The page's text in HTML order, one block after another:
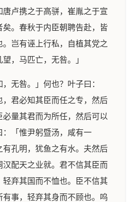
卢携之于高骈，崔胤之于宣
。春秋于内臣朝聘告赴，皆
岂有诬上行私，自植其党之
，马匹亡，无咎。」
无咎。」何也？叶子曰：
，君必知其臣而任之专，然后
量其君而为所任，然后可以
：「惟尹躬暨汤，咸有一
有孔明，犹鱼之有水。夫然后
配天之业就。君不信其臣而
轻弃其国而不恤也。臣不信其
事，轻弃其身而不顾也。呜